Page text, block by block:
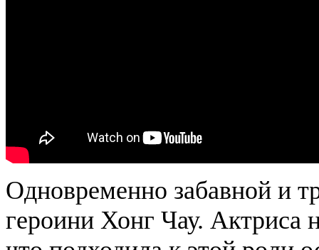
Одновременно забавной и
героини Хонг Чау. Актриса